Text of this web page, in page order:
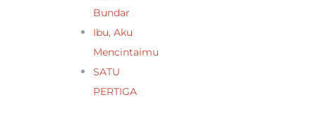
Bundar
Ibu, Aku
Mencintaimu
SATU
PERTIGA